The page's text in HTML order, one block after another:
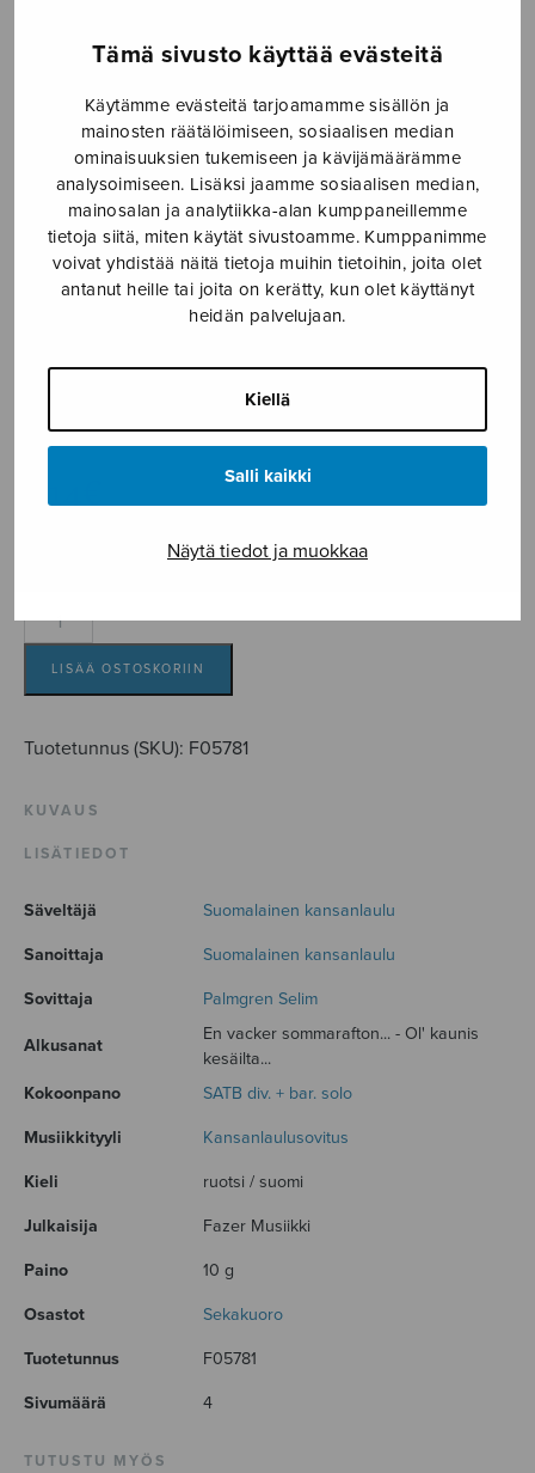
Tämä sivusto käyttää evästeitä
Käytämme evästeitä tarjoamamme sisällön ja
mainosten räätälöimiseen, sosiaalisen median
ominaisuuksien tukemiseen ja kävijämäärämme
analysoimiseen. Lisäksi jaamme sosiaalisen median,
mainosalan ja analytiikka-alan kumppaneillemme
tietoja siitä, miten käytät sivustoamme. Kumppanimme
voivat yhdistää näitä tietoja muihin tietoihin, joita olet
antanut heille tai joita on kerätty, kun olet käyttänyt
heidän palvelujaan.
Kiellä
Salli kaikki
Näytä tiedot ja muokkaa
Sommarkväll – Kesäilta SATB
Sommarkväll –
Kesäilta SATB
Suomalainen kansanlaulu
3,14
sov. / arr. Selim Palmgren
-
Kesäilta
SATB
LISÄÄ OSTOSKORIIN
Tuotetunnus (SKU): F05781
KUVAUS
LISÄTIEDOT
Säveltäjä Suomalainen kansanlaulu
Sanoittaja Suomalainen kansanlaulu
Sovittaja Palmgren Selim
Alkusanat
En vacker sommarafton... - Ol' kaunis
kesäilta...
Kokoonpano
SATB div. + bar. solo
Musiikkityyli Kansanlaulusovitus
Kieli ruotsi / suomi
Julkaisija Fazer Musiikki
Paino 10 g
Osastot Sekakuoro
Tuotetunnus F05781
Sivumäärä 4
TUTUSTU MYÖS